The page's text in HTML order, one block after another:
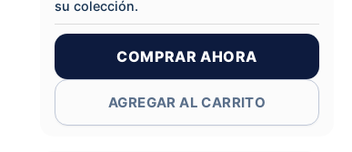
su colección.
COMPRAR AHORA
AGREGAR AL CARRITO